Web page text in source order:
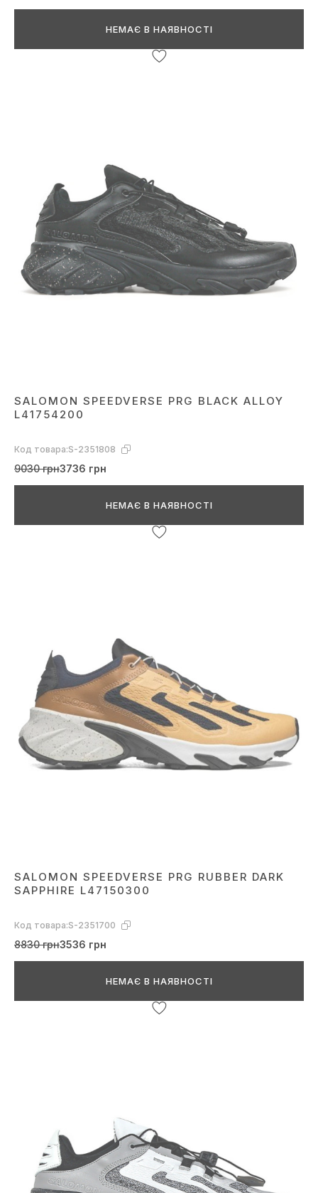
НЕМАЄ В НАЯВНОСТІ
SALOMON SPEEDVERSE PRG BLACK ALLOY
L41754200
Код товара:S-2351808
9030 грн3736 грн
НЕМАЄ В НАЯВНОСТІ
SALOMON SPEEDVERSE PRG RUBBER DARK
SAРPHIRE L47150300
Код товара:S-2351700
8830 грн3536 грн
НЕМАЄ В НАЯВНОСТІ